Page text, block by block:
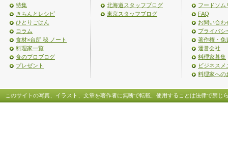
特集
きちんとレシピ
ひとりごはん
コラム
食材×台所 秘 ノート
料理家一覧
食のプロブログ
プレゼント
北海道スタッフブログ
東京スタッフブログ
フードソム
FAQ
お問い合わ
プライバシ
著作権・免
運営会社
料理家募集
ビジネスメ
料理家への
このサイトの写真、イラスト、文章を著作者に無断で転載、使用することは法律で禁じ